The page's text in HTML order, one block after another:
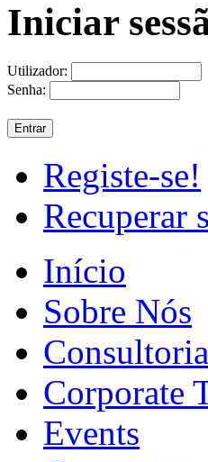
Iniciar
Utilizador:
Senha:
Registe-se!
Recuperar
Início
Sobre Nós
Consultoria
Corporate
Events